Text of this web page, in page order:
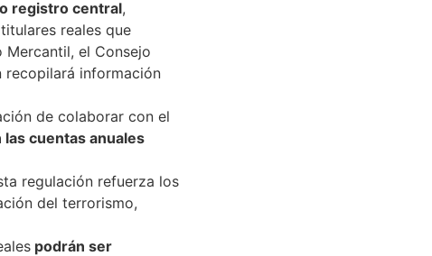
registro central,
reales que
el Consejo
recopilará información
de colaborar con el
cuentas anuales
regulación refuerza los
del terrorismo,
podrán ser